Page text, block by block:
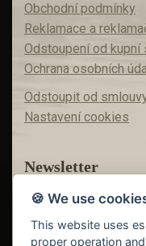
Obchodní podmínky
Reklamace a
Odstoupení od kupní
Ochrana osobních
Odstoupit od
Nastavení cookies
Newsletter
Máte zájem o akční
Teď už vám nic
🍪 We use
This website uses
proper operation